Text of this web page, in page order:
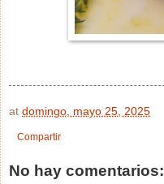
at domingo, mayo 25, 2025
Compartir
No hay comentarios: